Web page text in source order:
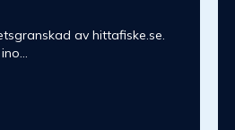
av hittafiske.se.